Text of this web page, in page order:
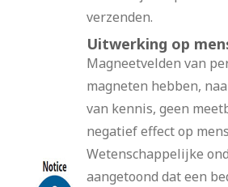
verzenden.
Uitwerking op
Magneetvelden van
magneten hebben,
van kennis, geen
negatief effect op
Wetenschappelijke
aangetoond dat een